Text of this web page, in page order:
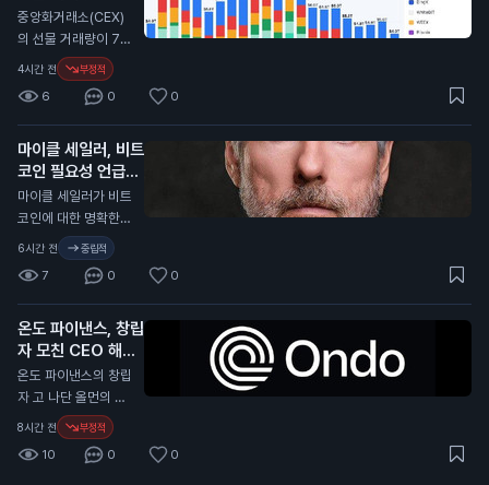
0만 달러(약 800억
원)의 손실을 기록했
격이 2분기 동안 11%
하락한 영향이 컸습니
비트코인 932개를
채굴하며 생산량을 증
가시켰습니다. 트럼프
의 긍정적인 발언은
비트코인 가격에 긍정
적인 영향을 미칠 수
있습니다. 이는 일반
이고, 향후 가격 상승
가능성을 높일 수 있
습니다.
을 통해 수익을 올릴
기회를 제공합니다.
프로핏은 인공지능을
활용해 예측의 정확성
을 높이고, 사용자들
은 자신의 전문 지식
을 활용해 시장을 형
성할 수 있습니다. 가
입 시 코드 "COIN10
1"을 입력하면 혜택을
예측 시장은 일반 투
자자에게 새로운 투자
인공지능과의 거래는
예측의 정확성을 높일
수 있어, 투자자들은
더 나은 결정을 내릴
수 있습니다.
러로 감소
N
중앙화거래소(CEX)
의 선물 거래량이 7월
에 4조 달러(약 5천
800조 원)로 감소했
습니다. 이는 2023
년 12월 이후 가장 낮
은 수준입니다. 이 통
계는 암호화폐 분석
플랫폼인 크립토랭크
(CryptoRank)의 자
료를 바탕으로 합니
다. 최근 몇 달 동안 기
술주 매도와 원자재
가격 상승 등으로 시
장이 불안정해졌습니
다. 이러한 상황은 중
앙화거래소의 거래량
에도 영향을 미친 것
식은 투자자들에게 중
요한 의미를 가집니
4시간 전 부정적
6 0 0
마이클 세일러, 비트
코인 필요성 언급
N
마이클 세일러가 비트
코인에 대한 명확한
규제가 필요하지 않다
고 주장했습니다. 그
는 미국이 명확한 규
제를 필요로 한다고
강조했습니다. 세일러
는 최근 비트코인을
매각해 1억 달러(약 1,
400억 원)를 모금했
습니다. 현재 미국 상
원은 가상자산 산업을
위한 CLARITY 법안
6시간 전 중립적
7 0 0
온도 파이낸스, 창립
자 모친 CEO 해임
소송 제기
N
온도 파이낸스의 창립
자 고 나단 올먼의 모
친 캐서린 올먼이 CE
O 이안 드 보드를 해
임하고 회사를 장악하
8시간 전 부정적
10 0 0